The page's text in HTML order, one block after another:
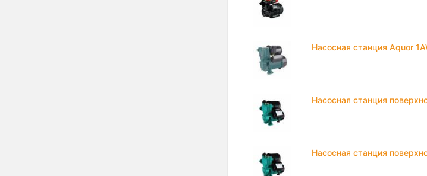
Насосная станция Aquor
Насосная станция
Насосная станция